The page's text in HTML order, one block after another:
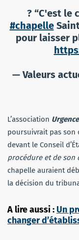
? “C'est le
#chapelle
pour laisser
L’association
poursuivrait pas son
devant le Conseil
procédure et de son
chapelle auraient
la décision du
A lire aussi : Un
changer